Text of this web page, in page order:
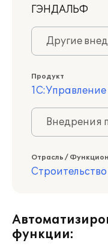
ГЭНДАЛЬФ
Другие
Продукт
1С:Управление
Внедрения
Отрасль /
Строительство
функции: